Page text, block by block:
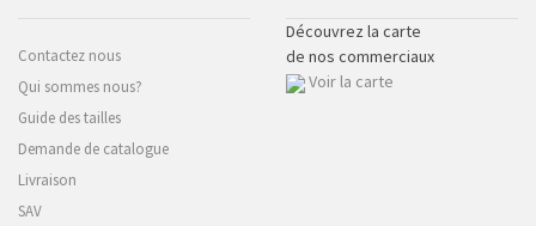
Contactez nous
Qui sommes nous?
Guide des tailles
Demande de catalogue
Livraison
SAV
Découvrez la carte
de nos commerciaux
Voir la carte